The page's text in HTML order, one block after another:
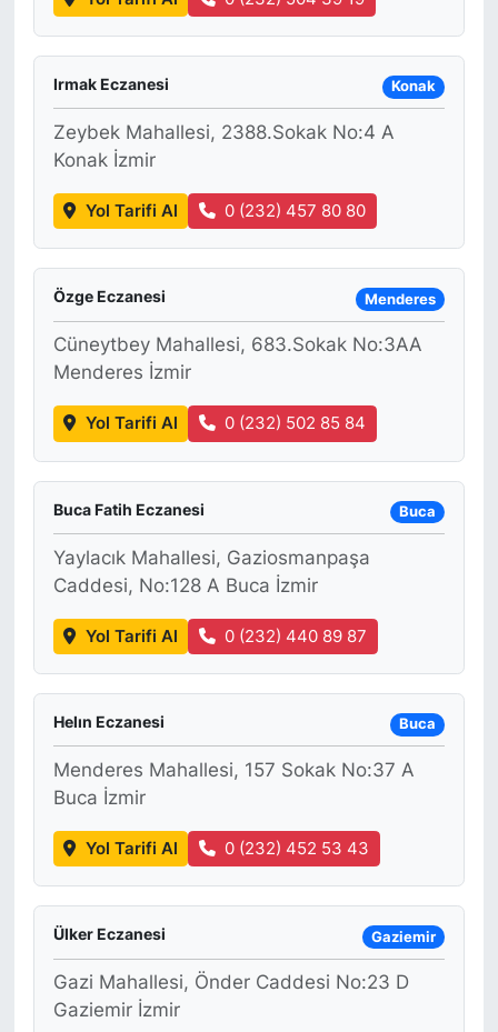
Irmak Eczanesi Konak
Zeybek Mahallesi, 2388.Sokak No:4 A
Konak İzmir
Yol Tarifi Al 0 (232) 457 80 80
Özge Eczanesi Menderes
Cüneytbey Mahallesi, 683.Sokak No:3AA
Menderes İzmir
Yol Tarifi Al 0 (232) 502 85 84
Buca Fatih Eczanesi Buca
Yaylacık Mahallesi, Gaziosmanpaşa
Caddesi, No:128 A Buca İzmir
Yol Tarifi Al 0 (232) 440 89 87
Helın Eczanesi Buca
Menderes Mahallesi, 157 Sokak No:37 A
Buca İzmir
Yol Tarifi Al 0 (232) 452 53 43
Ülker Eczanesi Gaziemir
Gazi Mahallesi, Önder Caddesi No:23 D
Gaziemir İzmir